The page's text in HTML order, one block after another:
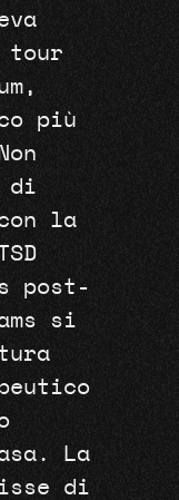
tour
più
di
la
post-
si
La
di